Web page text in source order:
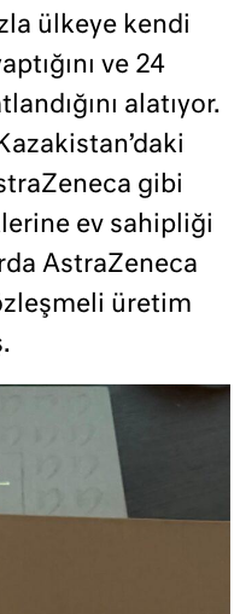
ülkeye kendi
ve 24
alatıyor.
gibi
ev sahipliği
AstraZeneca
üretim